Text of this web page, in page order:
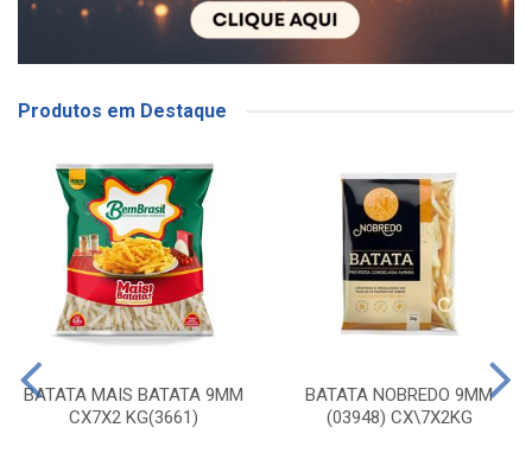
Produtos em Destaque
BATATA MAIS BATATA 9MM
CX7X2 KG(3661)
BATATA NOBREDO 9MM
(03948) CX\7X2KG